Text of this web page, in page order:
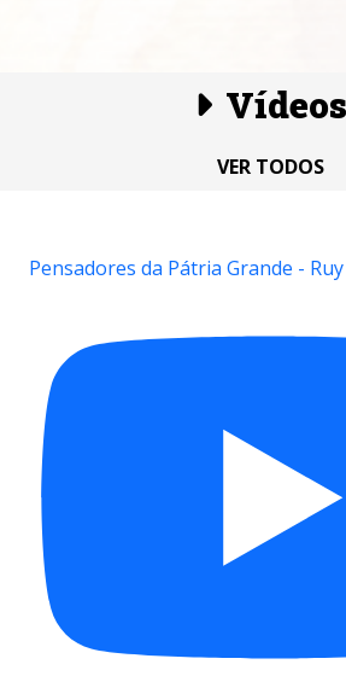
Vídeos
VER TODOS
Pensadores da Pátria Grande -